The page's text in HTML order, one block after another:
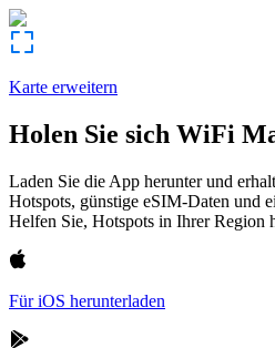
Karte erweitern
Holen Sie sich WiFi
Laden Sie die App herunter und
Hotspots, günstige eSIM-Daten und
Helfen Sie, Hotspots in Ihrer Region
Für iOS herunterladen